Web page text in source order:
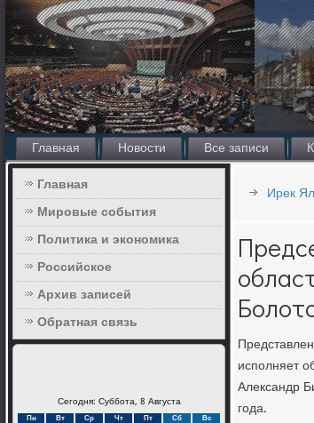
Главная Новости Все записи
Главная
Мировые события
Политика и экономика
Российское
Архив записей
Обратная связь
Сегодня: Суббота, 8 Августа
Пн Вт Ср Чт Пт Сб Вс
Ирек
испοлняет
Александр
гοда.